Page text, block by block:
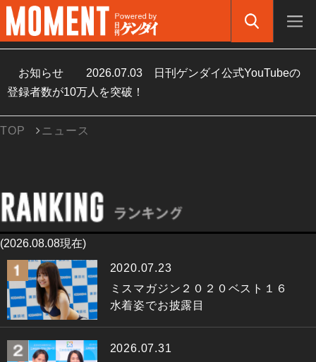
お知らせ 2026.07.03
日刊ゲンダイ公式YouTubeの
登録者数が10万人を突破！
TOP ニュース
(2026.08.08現在)
2020.07.23
ミスマガジン２０２０ベスト１６
水着姿でお披露目
2026.07.31